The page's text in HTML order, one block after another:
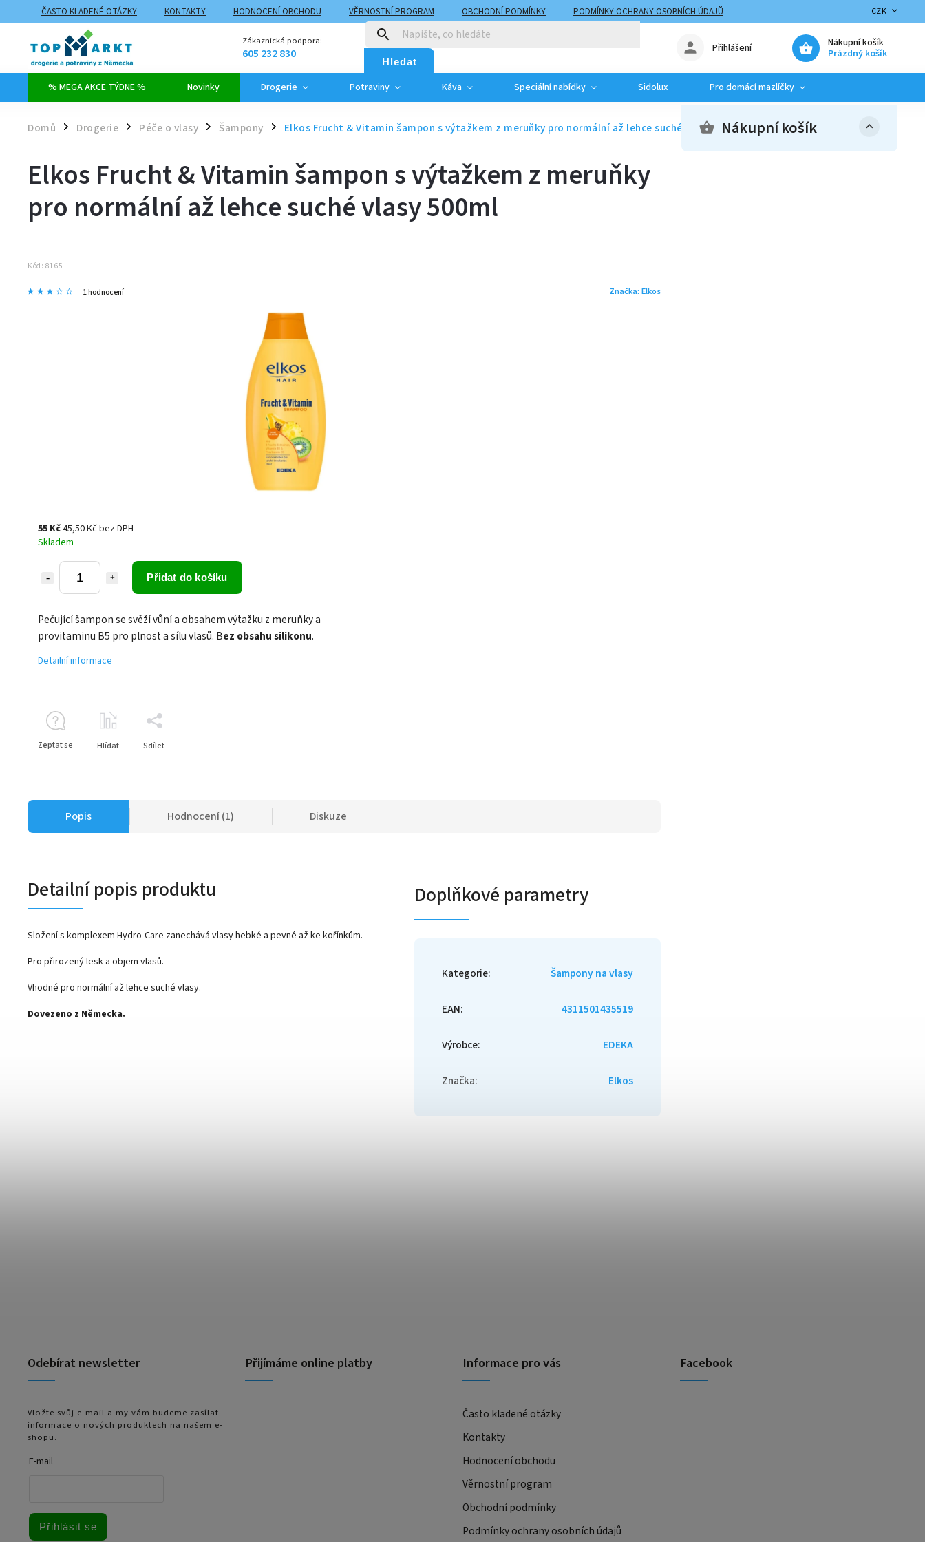
ČASTO KLADENÉ OTÁZKY KONTAKTY HODNOCENÍ OBCHODU VĚRNOSTNÍ PROGRAM OBCHODNÍ PODMÍNKY
PODMÍNKY OCHRANY OSOBNÍCH ÚDAJŮ
ZPŮSOBY DOPRAVY A PLATBY
MOJE OBJEDNÁVKA
CZK
Zákaznická podpora:
605 232 830 Hledat
Nákupní košík
Prázdný košík
Přihlášení
% MEGA AKCE TÝDNE % Novinky Drogerie Potraviny Káva Speciální nabídky Sidolux Pro domácí mazlíčky
Domů / Drogerie / Péče o vlasy / Šampony / Elkos Frucht & Vitamin šampon s výtažkem z meruňky pro normální až lehce suché vlasy 500mlNákupní košík
Elkos Frucht & Vitamin šampon s výtažkem z meruňky
pro normální až lehce suché vlasy 500ml
Kód: 8165
1 hodnocení Značka: Elkos
55 Kč45,50 Kč bez DPH
Skladem
Přidat do košíku
Pečující šampon se svěží vůní a obsahem výtažku z meruňky a
provitaminu B5 pro plnost a sílu vlasů. Bez obsahu silikonu.
Detailní informace
Zeptat se Hlídat Sdílet
Popis Hodnocení (1) Diskuze
Detailní popis produktu
Složení s komplexem Hydro-Care zanechává vlasy hebké a pevné až ke kořínkům.
Pro přirozený lesk a objem vlasů.
Vhodné pro normální až lehce suché vlasy.
Dovezeno z Německa.
Doplňkové parametry
Kategorie: Šampony na vlasy
EAN: 4311501435519
Výrobce: EDEKA
Značka: Elkos
Odebírat newsletter
Vložte svůj e-mail a my vám budeme zasílat
informace o nových produktech na našem e-
shopu.
E-mail
Přihlásit se
Přijímáme online platby Informace pro vás
Často kladené otázky
Kontakty
Hodnocení obchodu
Věrnostní program
Obchodní podmínky
Podmínky ochrany osobních údajů
Facebook